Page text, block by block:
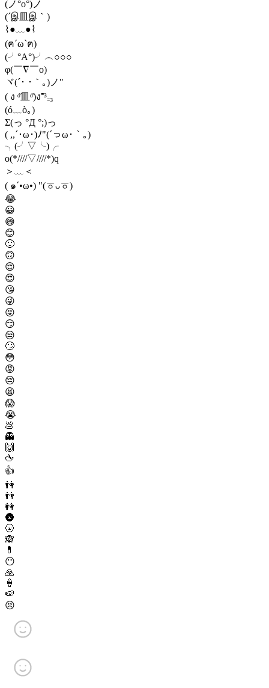
(ノ°ο°)ノ
(´இ皿இ｀)
⌇●﹏●⌇
(ฅ´ω`ฅ)
(╯°A°)╯︵○○○
φ(￣∇￣o)
ヾ(´･ ･｀｡)ノ"
( ง ᵒ̌皿ᵒ̌)ง⁼³₌₃
(ó﹏ò｡)
Σ(っ °Д °;)っ
( ,,´･ω･)ﾉ"(´っω･｀｡)
╮(╯▽╰)╭
o(*////▽////*)q
＞﹏＜
( ๑´•ω•) "(ㆆᴗㆆ)
😂
😀
😅
😊
🙂
🙃
😌
😍
😘
😜
😝
😏
😒
🙄
😳
😡
😔
😫
😱
😭
💩
👻
🙌
🖕
👍
👫
👬
👭
🌚
🌝
🙈
💊
😶
🙏
🍦
🍉
😣